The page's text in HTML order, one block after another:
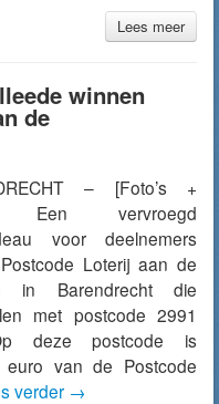
Lees meer
winnen
de
– [Foto’s +
Een vervroegd
voor deelnemers
Loterij aan de
in Barendrecht die
met postcode 2991
deze postcode is
euro van de Postcode
verder →